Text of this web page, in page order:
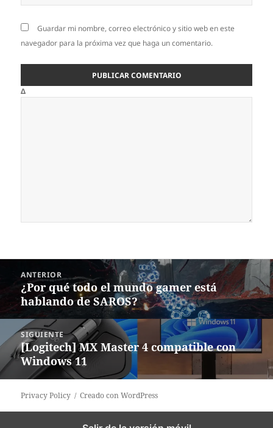
Guardar mi nombre, correo electrónico y sitio web en este
navegador para la próxima vez que haga un comentario.
Δ
entradas
ANTERIOR
Entrada
anterior:
¿Por qué todo el mundo gamer está
hablando de SAROS?
SIGUIENTE
Siguiente
entrada:
[Logitech] MX Master 4 compatible con
Windows 11
Privacy Policy Creado con WordPress